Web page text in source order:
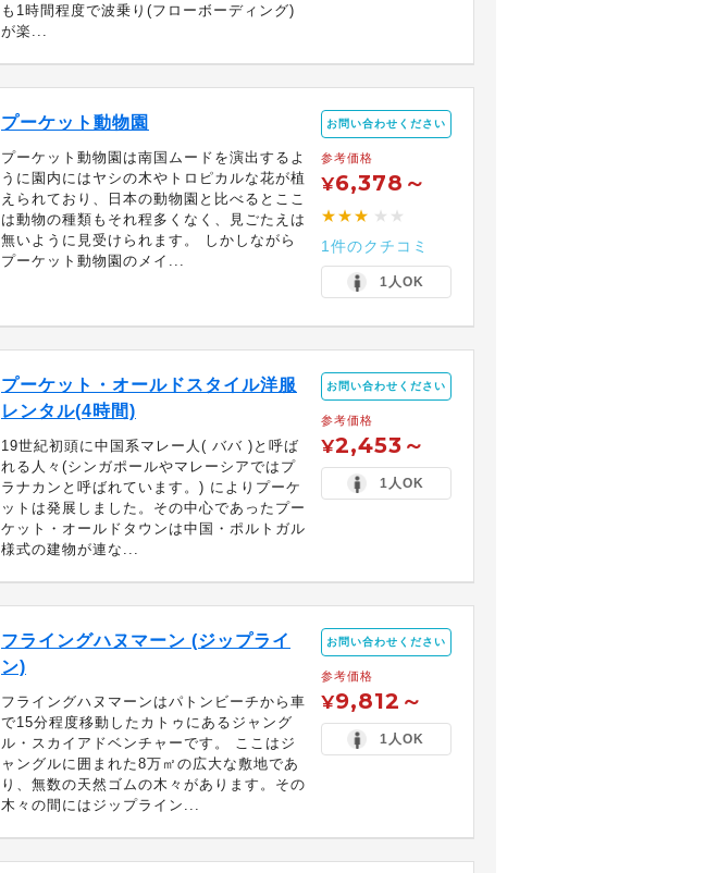
も1時間程度で波乗り(フローボーディング)
が楽...
プーケット動物園
プーケット動物園は南国ムードを演出するよ
うに園内にはヤシの木やトロピカルな花が植
えられており、日本の動物園と比べるとここ
は動物の種類もそれ程多くなく、見ごたえは
無いように見受けられます。 しかしながら
プーケット動物園のメイ...
お問い合わせください
参考価格
¥6,378～
★★★ ★★
1件のクチコミ
1人OK
プーケット・オールドスタイル洋服
レンタル(4時間)
19世紀初頭に中国系マレー人( ババ )と呼ば
れる人々(シンガポールやマレーシアではプ
ラナカンと呼ばれています。) によりプーケ
ットは発展しました。その中心であったプー
ケット・オールドタウンは中国・ポルトガル
様式の建物が連な...
お問い合わせください
参考価格
¥2,453～
1人OK
フライングハヌマーン (ジップライ
ン)
フライングハヌマーンはパトンビーチから車
で15分程度移動したカトゥにあるジャング
ル・スカイアドベンチャーです。 ここはジ
ャングルに囲まれた8万㎡の広大な敷地であ
り、無数の天然ゴムの木々があります。その
木々の間にはジップライン...
お問い合わせください
参考価格
¥9,812～
1人OK